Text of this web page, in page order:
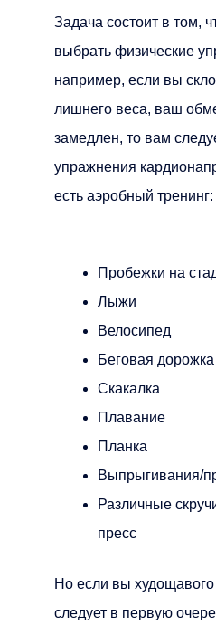
Задача состоит в том,
выбрать физические
например, если вы
лишнего веса, ваш
замедлен, то вам
упражнения
есть аэробный тренинг:
Пробежки на
Лыжи
Велосипед
Беговая дорожка
Скакалка
Плавание
Планка
Выпрыгивания/
Различные
пресс
Но если вы
следует в первую